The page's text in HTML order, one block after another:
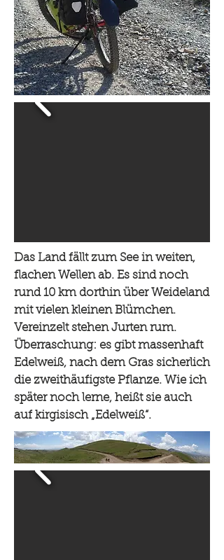
Das Land fällt zum See in weiten,
flachen Wellen ab. Es sind noch
rund 10 km dorthin über Weideland
mit vielen kleinen Blümchen.
Vereinzelt stehen Jurten rum.
Überraschung: es gibt massenhaft
Edelweiß, nach dem Gras sicherlich
die zweithäufigste Pflanze. Wie ich
später noch lerne, heißt sie auch
auf kirgisisch „Edelweiß“.